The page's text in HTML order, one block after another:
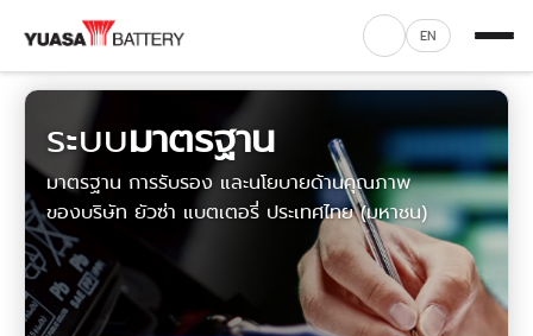
EN
ระบบมาตรฐาน
มาตรฐาน การรับรอง และนโยบายด้านคุณภาพ
ของบริษัท ยัวซ่า แบตเตอรี่ ประเทศไทย (มหาชน)